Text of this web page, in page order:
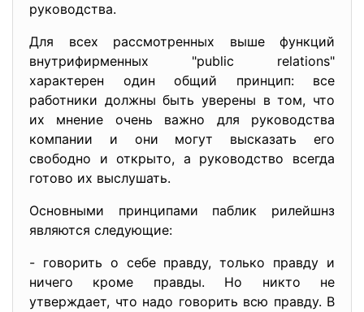
руководства.
Для всех рассмотренных выше функций
внутрифирменных "public relations"
характерен один общий принцип: все
работники должны быть уверены в том, что
их мнение очень важно для руководства
компании и они могут высказать его
свободно и открыто, а руководство всегда
готово их выслушать.
Основными принципами паблик рилейшнз
являются следующие:
- говорить о себе правду, только правду и
ничего кроме правды. Но никто не
утверждает, что надо говорить всю правду. В